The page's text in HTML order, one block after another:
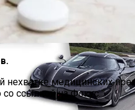
нехватке медицинских
со ссылкой на Фокус.